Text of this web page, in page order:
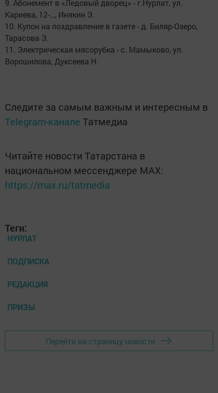
9. Абонемент в «Ледовый дворец» - г.Нурлат, ул.
Кариева, 12-…, Инякин Э.
10. Купон на поздравление в газете - д. Биляр-Озеро,
Тарасова З.
11. Электрическая мясорубка - с. Мамыково, ул.
Ворошилова, Дуксеева Н.
Следите за самым важным и интересным в
Telegram-канале Татмедиа
Читайте новости Татарстана в
национальном мессенджере MАХ:
https://max.ru/tatmedia
Теги:
НУРЛАТ
ПОДПИСКА
РЕДАКЦИЯ
ПРИЗЫ
Перейти на страницу новости